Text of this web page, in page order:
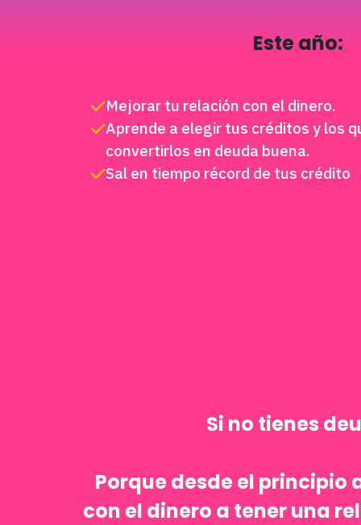
Este año:
Mejorar tu relación con el dinero.
Aprende a elegir tus créditos y los
convertirlos en deuda buena.
Sal en tiempo récord de tus crédito
Si no tienes
Porque desde el principio
con el dinero a tener una